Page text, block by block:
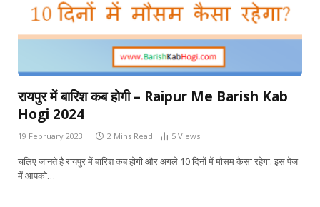
रायपुर में बारिश कब होगी – Raipur Me Barish Kab
Hogi 2024
19 February 2023 2 Mins Read 5 Views
चलिए जानते है रायपुर में बारिश कब होगी और अगले 10 दिनों में मौसम कैसा रहेगा. इस पेज
में आपको…